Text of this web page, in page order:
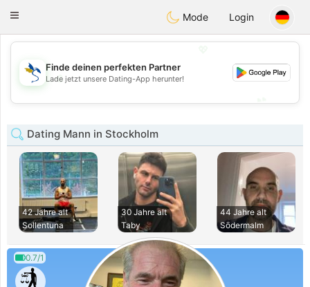
SvenskaDating
Toggle
Mode Login
💖
💕
Finde deinen perfekten Partner
Lade jetzt unsere Dating-App herunter!
Dating Mann in Stockholm
42 Jahre alt
Sollentuna
30 Jahre alt
Taby
44 Jahre alt
Södermalm
0.7/1